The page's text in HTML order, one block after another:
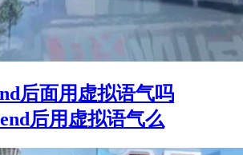
后面用虚拟语气吗
后用虚拟语气么